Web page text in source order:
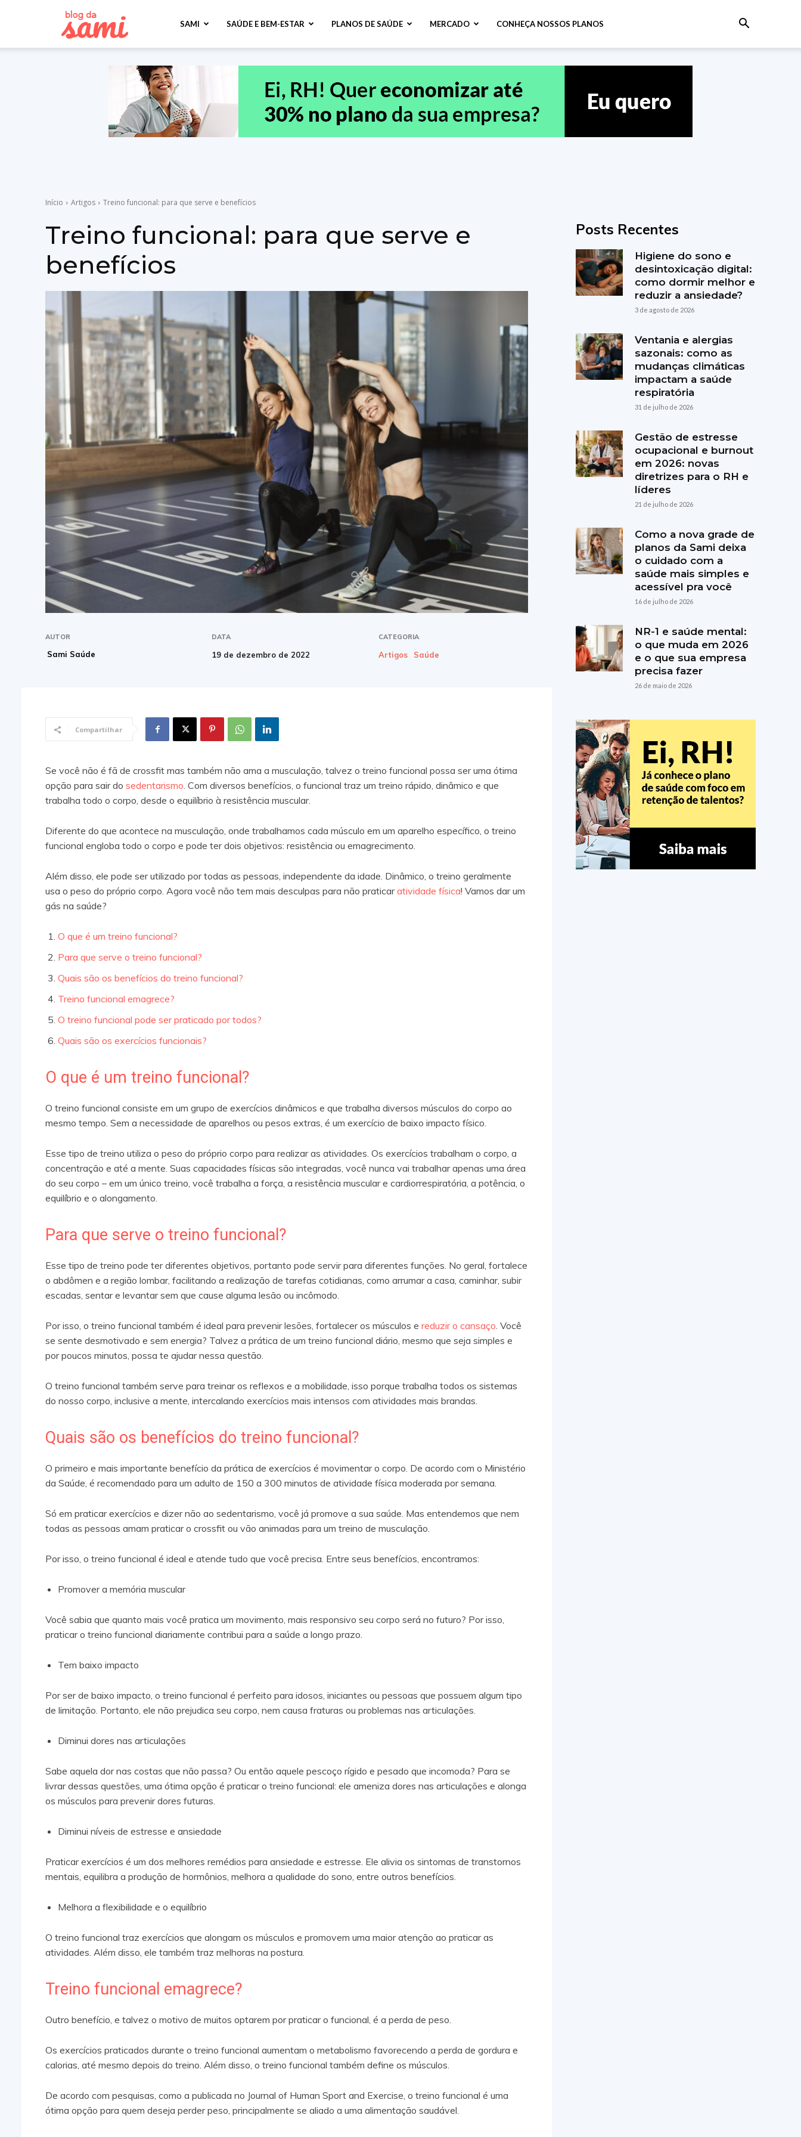
Saúde
SAMI SAÚDE E BEM-ESTAR PLANOS DE SAÚDE MERCADO CONHEÇA NOSSOS PLANOS
Início Artigos Treino funcional: para que serve e benefícios
Treino funcional: para que serve e
benefícios
AUTOR
Sami Saúde
DATA
19 de dezembro de 2022
CATEGORIA
Artigos Saúde
Compartilhar
Se você não é fã de crossfit mas também não ama a musculação, talvez o treino funcional possa ser uma ótima
opção para sair do sedentarismo . Com diversos benefícios, o funcional traz um treino rápido, dinâmico e que
trabalha todo o corpo, desde o equilíbrio à resistência muscular.
Diferente do que acontece na musculação, onde trabalhamos cada músculo em um aparelho específico, o treino
funcional engloba todo o corpo e pode ter dois objetivos: resistência ou emagrecimento.
Além disso, ele pode ser utilizado por todas as pessoas, independente da idade. Dinâmico, o treino geralmente
usa o peso do próprio corpo. Agora você não tem mais desculpas para não praticaratividade física! Vamos dar um
gás na saúde?
O que é um treino funcional?
Para que serve o treino funcional?
Quais são os benefícios do treino funcional?
Treino funcional emagrece?
O treino funcional pode ser praticado por todos?
Quais são os exercícios funcionais?
O que é um treino funcional?
O treino funcional consiste em um grupo de exercícios dinâmicos e que trabalha diversos músculos do corpo ao
mesmo tempo. Sem a necessidade de aparelhos ou pesos extras, é um exercício de baixo impacto físico.
Esse tipo de treino utiliza o peso do próprio corpo para realizar as atividades. Os exercícios trabalham o corpo, a
concentração e até a mente. Suas capacidades físicas são integradas, você nunca vai trabalhar apenas uma área
do seu corpo – em um único treino, você trabalha a força, a resistência muscular e cardiorrespiratória, a potência, o
equilíbrio e o alongamento.
Para que serve o treino funcional?
Esse tipo de treino pode ter diferentes objetivos, portanto pode servir para diferentes funções. No geral, fortalece
o abdômen e a região lombar, facilitando a realização de tarefas cotidianas, como arrumar a casa, caminhar, subir
escadas, sentar e levantar sem que cause alguma lesão ou incômodo.
Por isso, o treino funcional também é ideal para prevenir lesões, fortalecer os músculos e reduzir o cansaço . Você
se sente desmotivado e sem energia? Talvez a prática de um treino funcional diário, mesmo que seja simples e
por poucos minutos, possa te ajudar nessa questão.
O treino funcional também serve para treinar os reflexos e a mobilidade, isso porque trabalha todos os sistemas
do nosso corpo, inclusive a mente, intercalando exercícios mais intensos com atividades mais brandas.
Quais são os benefícios do treino funcional?
O primeiro e mais importante benefício da prática de exercícios é movimentar o corpo. De acordo com o Ministério
da Saúde, é recomendado para um adulto de 150 a 300 minutos de atividade física moderada por semana.
Só em praticar exercícios e dizer não ao sedentarismo, você já promove a sua saúde. Mas entendemos que nem
todas as pessoas amam praticar o crossfit ou vão animadas para um treino de musculação.
Por isso, o treino funcional é ideal e atende tudo que você precisa. Entre seus benefícios, encontramos:
Promover a memória muscular
Você sabia que quanto mais você pratica um movimento, mais responsivo seu corpo será no futuro? Por isso,
praticar o treino funcional diariamente contribui para a saúde a longo prazo.
Tem baixo impacto
Por ser de baixo impacto, o treino funcional é perfeito para idosos, iniciantes ou pessoas que possuem algum tipo
de limitação. Portanto, ele não prejudica seu corpo, nem causa fraturas ou problemas nas articulações.
Diminui dores nas articulações
Sabe aquela dor nas costas que não passa? Ou então aquele pescoço rígido e pesado que incomoda? Para se
livrar dessas questões, uma ótima opção é praticar o treino funcional: ele ameniza dores nas articulações e alonga
os músculos para prevenir dores futuras.
Diminui níveis de estresse e ansiedade
Praticar exercícios é um dos melhores remédios para ansiedade e estresse. Ele alivia os sintomas de transtornos
mentais, equilibra a produção de hormônios, melhora a qualidade do sono, entre outros benefícios.
Melhora a flexibilidade e o equilíbrio
O treino funcional traz exercícios que alongam os músculos e promovem uma maior atenção ao praticar as
atividades. Além disso, ele também traz melhoras na postura.
Treino funcional emagrece?
Outro benefício, e talvez o motivo de muitos optarem por praticar o funcional, é a perda de peso.
Os exercícios praticados durante o treino funcional aumentam o metabolismo favorecendo a perda de gordura e
calorias, até mesmo depois do treino. Além disso, o treino funcional também define os músculos.
De acordo com pesquisas, como a publicada no Journal of Human Sport and Exercise, o treino funcional é uma
ótima opção para quem deseja perder peso, principalmente se aliado a uma alimentação saudável.
Posts Recentes
Higiene do sono e
desintoxicação digital:
como dormir melhor e
reduzir a ansiedade?
3 de agosto de 2026
Ventania e alergias
sazonais: como as
mudanças climáticas
impactam a saúde
respiratória
31 de julho de 2026
Gestão de estresse
ocupacional e burnout
em 2026: novas
diretrizes para o RH e
líderes
21 de julho de 2026
Como a nova grade de
planos da Sami deixa
o cuidado com a
saúde mais simples e
acessível pra você
16 de julho de 2026
NR-1 e saúde mental:
o que muda em 2026
e o que sua empresa
precisa fazer
26 de maio de 2026